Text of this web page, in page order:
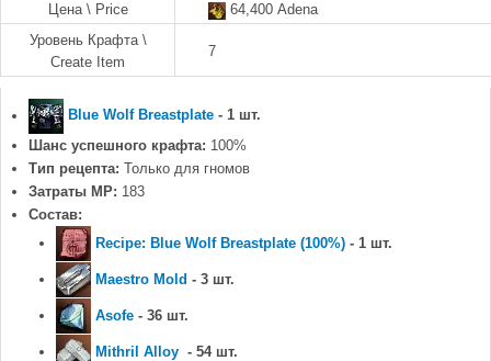
Цена \ Price
64,400 Adena
Уровень Крафта \
Create Item
7
Blue Wolf Breastplate - 1 шт.
Шанс успешного крафта: 100%
Тип рецепта: Только для гномов
Затраты MP: 183
Состав:
Recipe: Blue Wolf Breastplate (100%) - 1 шт.
Maestro Mold - 3 шт.
Asofe - 36 шт.
Mithril Alloy - 54 шт.